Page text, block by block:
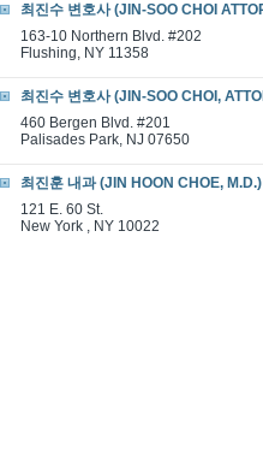
최진수 변호사 (JIN-SOO CHOI
163-10 Northern Blvd. #202
Flushing, NY 11358
최진수 변호사 (JIN-SOO CHOI,
460 Bergen Blvd. #201
Palisades Park, NJ 07650
최진훈 내과 (JIN HOON CHOE, M.D.)
121 E. 60 St.
New York , NY 10022